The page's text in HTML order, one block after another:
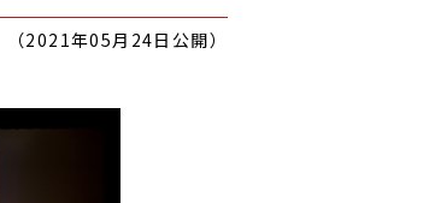
（2021年05月24日公開）